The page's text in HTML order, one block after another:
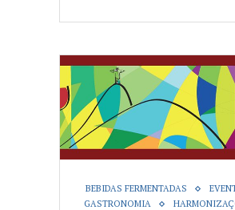
BEBIDAS FERMENTADAS
GASTRONOMIA